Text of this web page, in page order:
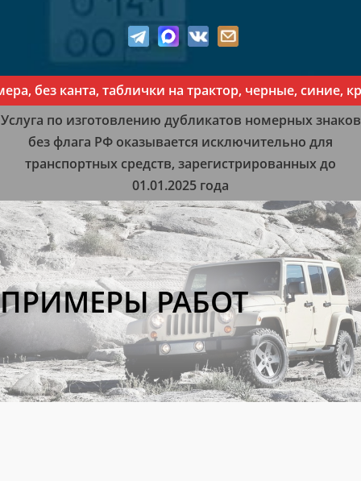
без канта, таблички на трактор, черные, синие,
Услуга по изготовлению дубликатов номерных знаков
без флага РФ оказывается исключительно для
транспортных средств, зарегистрированных до
01.01.2025 года
ПРИМЕРЫ РАБОТ